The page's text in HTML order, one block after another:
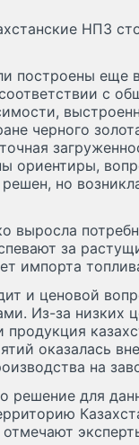
НПЗ
построены еще
с
черного
ориентиры,
но
выросла
за
импорта
и ценовой
Из-за низких
оказалась
на
решение для